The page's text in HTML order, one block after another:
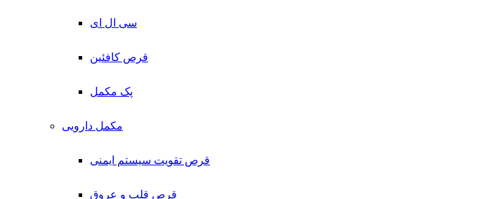
سی ال ای
قرص کافئین
پک مکمل
مکمل دارویی
قرص تقویت سیستم ایمنی
قرص قلب و عروق